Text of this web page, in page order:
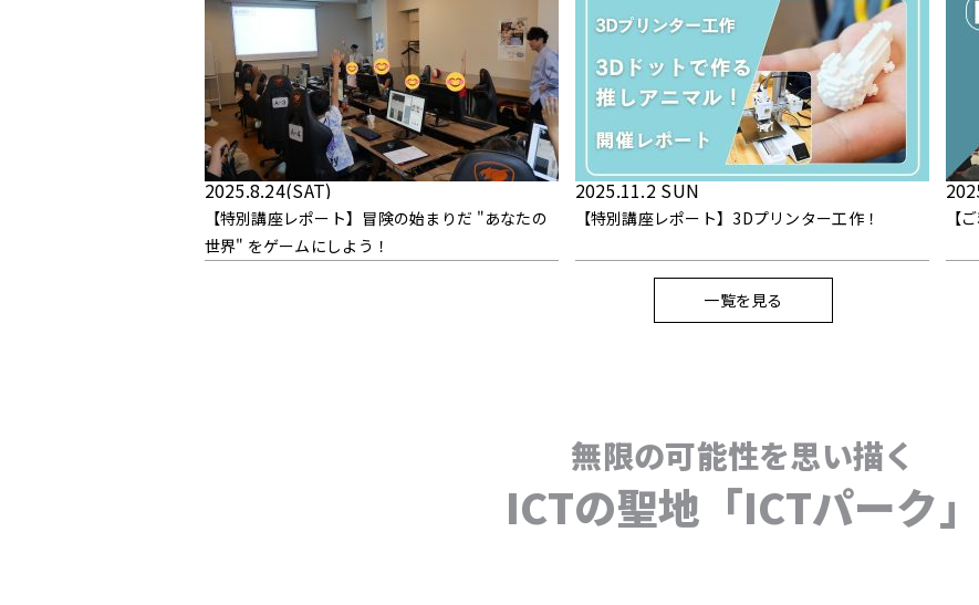
2025.8.24(SAT)
【特別講座レポート】冒険の始まりだ "あなたの
世界" をゲームにしよう！
2025.11.2 SUN
【特別講座レポート】3Dプリンター工作！ 【
一覧を見る
無限の可能性を思い描く
ICTの聖地「ICTパーク」